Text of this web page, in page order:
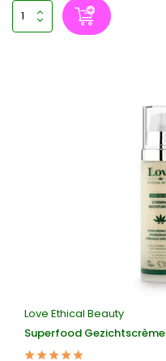
Love Ethical Beauty
Superfood Gezichtscrème